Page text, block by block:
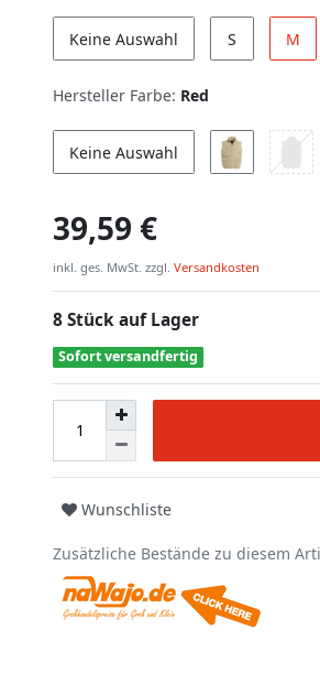
Keine Auswahl S M
Hersteller Farbe: Red
Keine Auswahl
39,59 €
inkl. ges. MwSt. zzgl. Versandkosten
8 Stück auf Lager
Sofort versandfertig
Wunschliste
Zusätzliche Bestände zu diesem